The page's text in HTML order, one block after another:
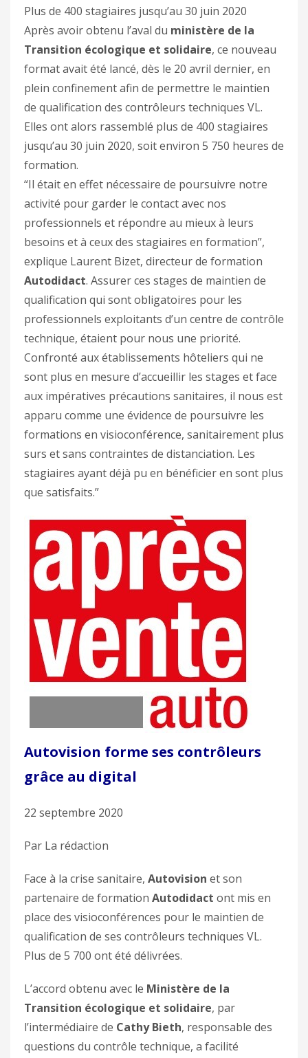
Plus de 400 stagiaires jusqu’au 30 juin 2020
Après avoir obtenu l’aval du ministère de la
Transition écologique et solidaire, ce nouveau
format avait été lancé, dès le 20 avril dernier, en
plein confinement afin de permettre le maintien
de qualification des contrôleurs techniques VL.
Elles ont alors rassemblé plus de 400 stagiaires
jusqu’au 30 juin 2020, soit environ 5 750 heures de
formation.
“Il était en effet nécessaire de poursuivre notre
activité pour garder le contact avec nos
professionnels et répondre au mieux à leurs
besoins et à ceux des stagiaires en formation”,
explique Laurent Bizet, directeur de formation
Autodidact. Assurer ces stages de maintien de
qualification qui sont obligatoires pour les
professionnels exploitants d’un centre de contrôle
technique, étaient pour nous une priorité.
Confronté aux établissements hôteliers qui ne
sont plus en mesure d’accueillir les stages et face
aux impératives précautions sanitaires, il nous est
apparu comme une évidence de poursuivre les
formations en visioconférence, sanitairement plus
surs et sans contraintes de distanciation. Les
stagiaires ayant déjà pu en bénéficier en sont plus
que satisfaits.”
Autovision forme ses contrôleurs
grâce au digital
22 septembre 2020
Par La rédaction
Face à la crise sanitaire, Autovision et son
partenaire de formation Autodidact ont mis en
place des visioconférences pour le maintien de
qualification de ses contrôleurs techniques VL.
Plus de 5 700 ont été délivrées.
L’accord obtenu avec le Ministère de la
Transition écologique et solidaire, par
l’intermédiaire de Cathy Bieth, responsable des
questions du contrôle technique, a facilité